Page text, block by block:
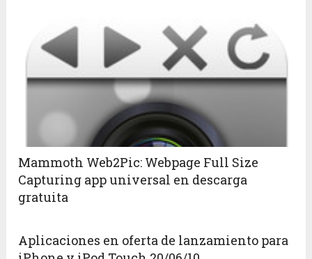
Mammoth Web2Pic: Webpage Full Size
Capturing app universal en descarga
gratuita
Aplicaciones en oferta de lanzamiento para